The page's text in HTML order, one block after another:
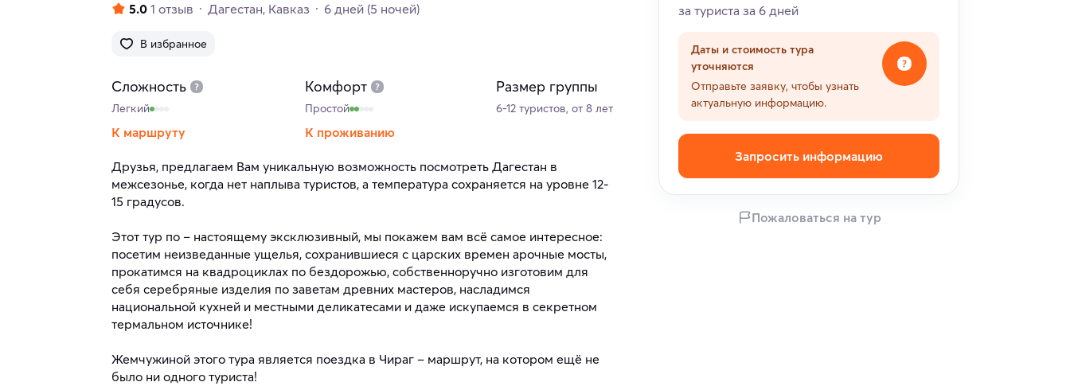
В избранное
5.0 1 отзыв Дагестан Кавказ 6 дней (5 ночей)
Сложность
Легкий
К маршруту
Комфорт
Простой
К проживанию
Размер группы
6-12 туристов, от 8 лет
Друзья, предлагаем Вам уникальную возможность посмотреть Дагестан в
межсезонье, когда нет наплыва туристов, а температура сохраняется на уровне 12-
15 градусов.
Этот тур по – настоящему эксклюзивный, мы покажем вам всё самое интересное:
посетим неизведанные ущелья, сохранившиеся с царских времен арочные мосты,
прокатимся на квадроциклах по бездорожью, собственноручно изготовим для
себя серебряные изделия по заветам древних мастеров, насладимся
национальной кухней и местными деликатесами и даже искупаемся в секретном
термальном источнике!
Жемчужиной этого тура является поездка в Чираг – маршрут, на котором ещё не
было ни одного туриста!
за туриста за 6 дней
Даты и стоимость тура
уточняются
Отправьте заявку, чтобы узнать
актуальную информацию.
Запросить информацию
Пожаловаться на тур